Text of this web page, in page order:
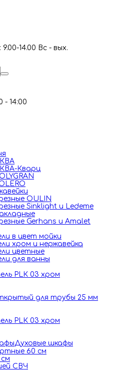
14.00 Вс - вых.
- 14:00
Кварц
OULIN
Sinklight и Ledeme
Gerhans и Amalet
в цвет мойки
хром и нержавейка
цветные
для ванны
PLК 03 хром
для трубы 25 мм
PLК 03 хром
Духовые шкафы
60 см
СВЧ